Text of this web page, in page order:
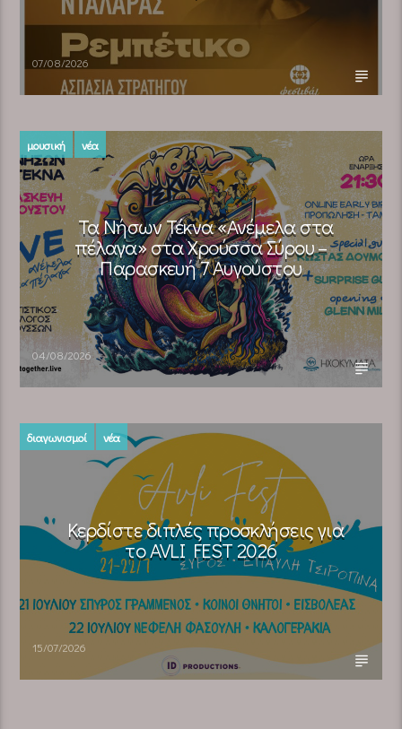
07/08/2026
μουσική νέα
Τα Νήσων Τέκνα «Ανέμελα στα
πέλαγα» στα Χρούσσα Σύρου –
Παρασκευή 7 Αυγούστου
04/08/2026
διαγωνισμοί νέα
Κερδίστε διπλές προσκλήσεις για
το AVLI FEST 2026
15/07/2026